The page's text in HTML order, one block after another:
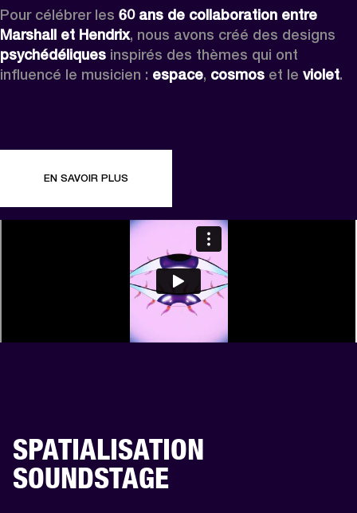
Pour célébrer les 60 ans de collaboration entre
Marshall et Hendrix
psychédéliques inspirés des thèmes qui ont
influencé le musicien : espace, cosmos et le violet.
EN SAVOIR PLUS
SPATIALISATION
SOUNDSTAGE